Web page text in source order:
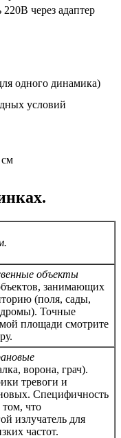
через адаптер
одного динамика)
условий
объекты
занимающих
(поля, сады,
Точные
площади смотрите
ворона, грач).
тревоги и
Специфичность
что
излучатель для
частот.